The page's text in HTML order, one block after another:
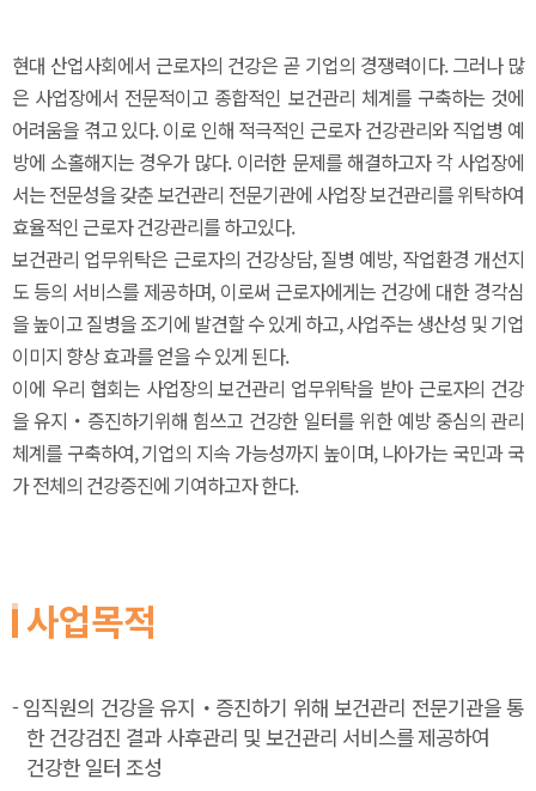
현대 산업사회에서 근로자의 건강은 곧 기업의 경쟁력이다. 그러나 많
은 사업장에서 전문적이고 종합적인 보건관리 체계를 구축하는 것에
어려움을 겪고 있다. 이로 인해 적극적인 근로자 건강관리와 직업병 예
방에 소홀해지는 경우가 많다. 이러한 문제를 해결하고자 각 사업장에
서는 전문성을 갖춘 보건관리 전문기관에 사업장 보건관리를 위탁하여
효율적인 근로자 건강관리를 하고있다.
보건관리 업무위탁은 근로자의 건강상담, 질병 예방, 작업환경 개선지
도 등의 서비스를 제공하며, 이로써 근로자에게는 건강에 대한 경각심
을 높이고 질병을 조기에 발견할 수 있게 하고, 사업주는 생산성 및 기업
이미지 향상 효과를 얻을 수 있게 된다.
이에 우리 협회는 사업장의 보건관리 업무위탁을 받아 근로자의 건강
을 유지・증진하기위해 힘쓰고 건강한 일터를 위한 예방 중심의 관리
체계를 구축하여, 기업의 지속 가능성까지 높이며, 나아가는 국민과 국
가 전체의 건강증진에 기여하고자 한다.
사업목적
- 임직원의 건강을 유지・증진하기 위해 보건관리 전문기관을 통
한 건강검진 결과 사후관리 및 보건관리 서비스를 제공하여
건강한 일터 조성